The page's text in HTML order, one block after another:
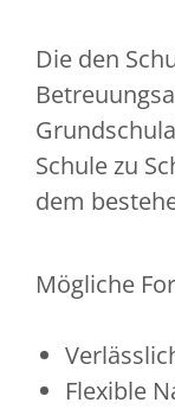
Die den
Schule zu
dem
Mögliche
Flexible